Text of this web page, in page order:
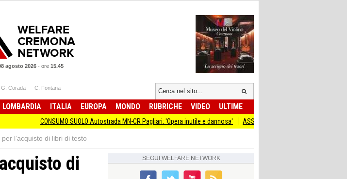
agosto 2026- ore 15.45
G. Corada C. Fontana
LOMBARDIA ITALIA EUROPA MONDO RUBRICHE VIDEO ULTIME
CONSUMO SUOLO Autostrada MN-CR Pagliari: 'Opera inutile e dannosa' ASST CREMONA IL LIONS CLUB TORRAZZO AL
l’acquisto di libri di testo
di
SEGUI WELFARE NETWORK